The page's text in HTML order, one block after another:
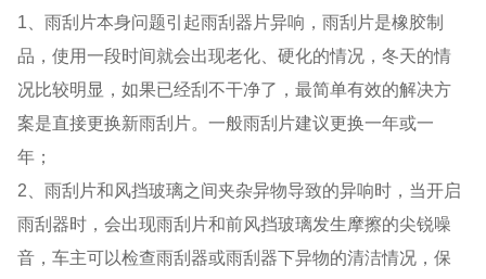
1、雨刮片本身问题引起雨刮器片异响，雨刮片是橡胶制
品，使用一段时间就会出现老化、硬化的情况，冬天的情
况比较明显，如果已经刮不干净了，最简单有效的解决方
案是直接更换新雨刮片。一般雨刮片建议更换一年或一
年；
2、雨刮片和风挡玻璃之间夹杂异物导致的异响时，当开启
雨刮器时，会出现雨刮片和前风挡玻璃发生摩擦的尖锐噪
音，车主可以检查雨刮器或雨刮器下异物的清洁情况，保